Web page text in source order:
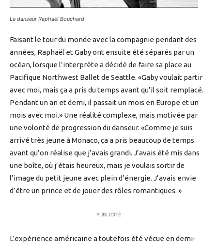
Le danseur Raphaël Bouchard
Faisant le tour du monde avec la compagnie pendant des
années, Raphaël et Gaby ont ensuite été séparés par un
océan, lorsque l’interprète a décidé de faire sa place au
Pacifique Northwest Ballet de Seattle. «Gaby voulait partir
avec moi, mais ça a pris du temps avant qu’il soit remplacé.
Pendant un an et demi, il passait un mois en Europe et un
mois avec moi.» Une réalité complexe, mais motivée par
une volonté de progression du danseur. «Comme je suis
arrivé très jeune à Monaco, ça a pris beaucoup de temps
avant qu’on réalise que j’avais grandi. J’avais été mis dans
une boîte, où j’étais heureux, mais je voulais sortir de
l’image du petit jeune avec plein d’énergie. J’avais envie
d’être un prince et de jouer des rôles romantiques. »
PUBLICITÉ
L’expérience américaine a toutefois été vécue en demi-